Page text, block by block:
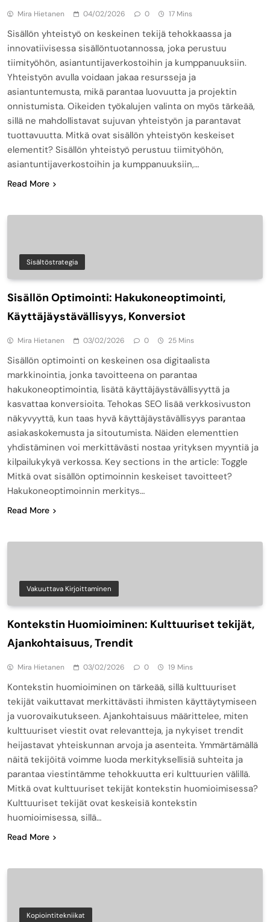
Mira Hietanen 04/02/2026 0 17 Mins
Sisällön yhteistyö on keskeinen tekijä tehokkaassa ja
innovatiivisessa sisällöntuotannossa, joka perustuu
tiimityöhön, asiantuntijaverkostoihin ja kumppanuuksiin.
Yhteistyön avulla voidaan jakaa resursseja ja
asiantuntemusta, mikä parantaa luovuutta ja projektin
onnistumista. Oikeiden työkalujen valinta on myös tärkeää,
sillä ne mahdollistavat sujuvan yhteistyön ja parantavat
tuottavuutta. Mitkä ovat sisällön yhteistyön keskeiset
elementit? Sisällön yhteistyö perustuu tiimityöhön,
asiantuntijaverkostoihin ja kumppanuuksiin,…
Read More
Sisältöstrategia
Sisällön Optimointi: Hakukoneoptimointi,
Käyttäjäystävällisyys, Konversiot
Mira Hietanen 03/02/2026 0 25 Mins
Sisällön optimointi on keskeinen osa digitaalista
markkinointia, jonka tavoitteena on parantaa
hakukoneoptimointia, lisätä käyttäjäystävällisyyttä ja
kasvattaa konversioita. Tehokas SEO lisää verkkosivuston
näkyvyyttä, kun taas hyvä käyttäjäystävällisyys parantaa
asiakaskokemusta ja sitoutumista. Näiden elementtien
yhdistäminen voi merkittävästi nostaa yrityksen myyntiä ja
kilpailukykyä verkossa. Key sections in the article: Toggle
Mitkä ovat sisällön optimoinnin keskeiset tavoitteet?
Hakukoneoptimoinnin merkitys…
Read More
Vakuuttava Kirjoittaminen
Kontekstin Huomioiminen: Kulttuuriset tekijät,
Ajankohtaisuus, Trendit
Mira Hietanen 03/02/2026 0 19 Mins
Kontekstin huomioiminen on tärkeää, sillä kulttuuriset
tekijät vaikuttavat merkittävästi ihmisten käyttäytymiseen
ja vuorovaikutukseen. Ajankohtaisuus määrittelee, miten
kulttuuriset viestit ovat relevantteja, ja nykyiset trendit
heijastavat yhteiskunnan arvoja ja asenteita. Ymmärtämällä
näitä tekijöitä voimme luoda merkityksellisiä suhteita ja
parantaa viestintämme tehokkuutta eri kulttuurien välillä.
Mitkä ovat kulttuuriset tekijät kontekstin huomioimisessa?
Kulttuuriset tekijät ovat keskeisiä kontekstin
huomioimisessa, sillä…
Read More
Kopiointitekniikat